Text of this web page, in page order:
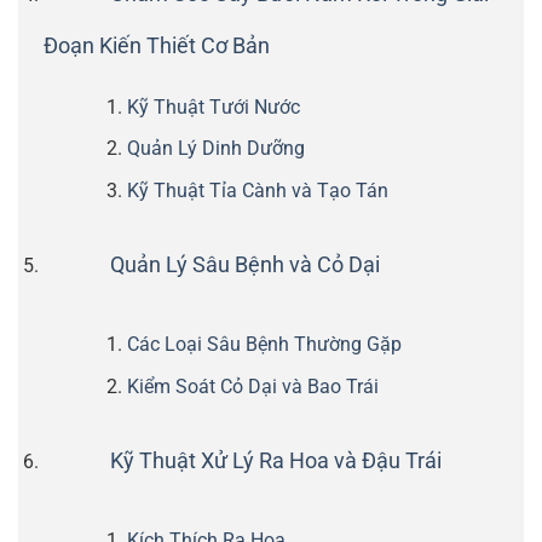
Đoạn Kiến Thiết Cơ Bản
Kỹ Thuật Tưới Nước
Quản Lý Dinh Dưỡng
Kỹ Thuật Tỉa Cành và Tạo Tán
Quản Lý Sâu Bệnh và Cỏ Dại
Các Loại Sâu Bệnh Thường Gặp
Kiểm Soát Cỏ Dại và Bao Trái
Kỹ Thuật Xử Lý Ra Hoa và Đậu Trái